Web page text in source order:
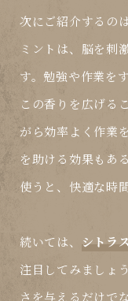
次にご紹介するのは
ミントは、脳を刺
す。勉強や作業を
この香りを広げる
がら効率よく作業
を助ける効果もあ
使うと、快適な時
続いては、 シトラ
注目してみましょ
さを与えるだけで